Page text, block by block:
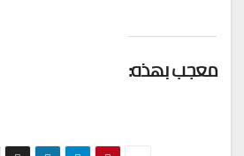
معجب بهذه: